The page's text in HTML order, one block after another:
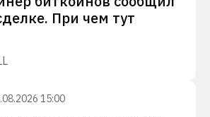
При чем тут
15:00